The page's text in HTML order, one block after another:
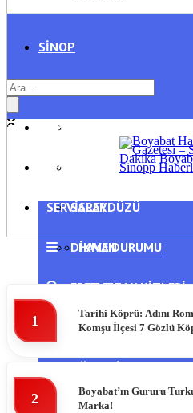
SINOP
AYANCIK
SARAYDÜZÜ
DIKMEN
ERFELEK
GERZE
GENEL
SPOR
SERVISLER
HAVA DURUMU
NAMAZ VAKITLERI
PUAN DURUMLARI
1
Tarihi Köprü: Adını
Komşu İlçesi 7 Gözlü
2
Boyabat’ın Gururu
Marka!